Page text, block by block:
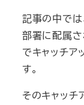
記事の中では
部署に配属
でキャッチア
す。
そのキャッチ